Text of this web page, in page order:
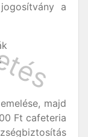
a
majd
Ft cafeteria